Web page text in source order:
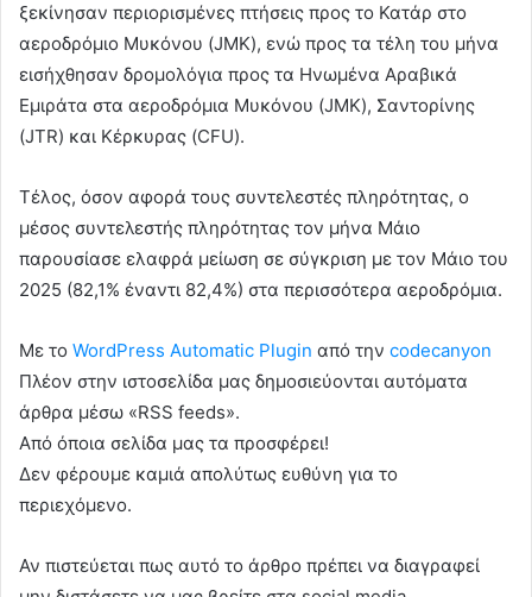
ξεκίνησαν περιορισμένες πτήσεις προς το Κατάρ στο
αεροδρόμιο Μυκόνου (JMK), ενώ προς τα τέλη του μήνα
εισήχθησαν δρομολόγια προς τα Ηνωμένα Αραβικά
Εμιράτα στα αεροδρόμια Μυκόνου (JMK), Σαντορίνης
(JTR) και Κέρκυρας (CFU).
Τέλος, όσον αφορά τους συντελεστές πληρότητας, ο
μέσος συντελεστής πληρότητας τον μήνα Μάιο
παρουσίασε ελαφρά μείωση σε σύγκριση με τον Μάιο του
2025 (82,1% έναντι 82,4%) στα περισσότερα αεροδρόμια.
Με το WordPress Automatic Plugin από την codecanyon
Πλέον στην ιστοσελίδα μας δημοσιεύονται αυτόματα
άρθρα μέσω «RSS feeds».
Από όποια σελίδα μας τα προσφέρει!
Δεν φέρουμε καμιά απολύτως ευθύνη για το
περιεχόμενο.
Αν πιστεύεται πως αυτό το άρθρο πρέπει να διαγραφεί